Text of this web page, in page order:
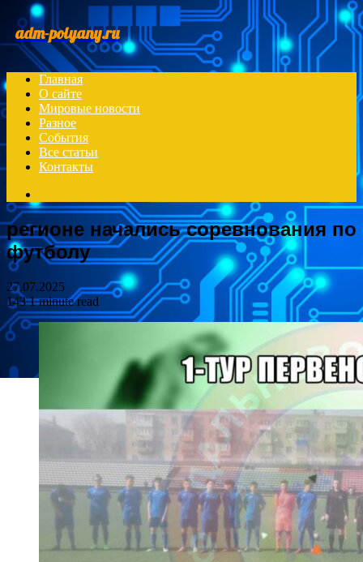
Menu
adm-polyany.ru
Главная
О сайте
Мировые новости
Разное
События
Все статьи
Контакты
for
регионе начались соревнования по
футболу
27.07.2025
1431 minute read